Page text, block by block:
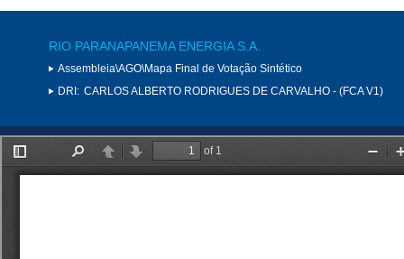
RIO PARANAPANEMA ENERGIA S.A.
Assembleia\AGO\Mapa Final de Votação Sintético
DRI: CARLOS ALBERTO RODRIGUES DE CARVALHO - (FCA V1)